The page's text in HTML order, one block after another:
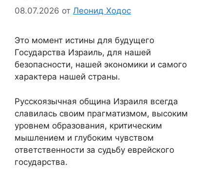
08.07.2026 от Леонид Ходос
Это момент истины для будущего
Государства Израиль, для нашей
безопасности, нашей экономики и самого
характера нашей страны.
Русскоязычная община Израиля всегда
славилась своим прагматизмом, высоким
уровнем образования, критическим
мышлением и глубоким чувством
ответственности за судьбу еврейского
государства.